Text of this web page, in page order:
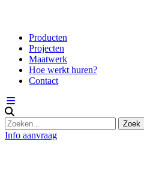
Producten
Projecten
Maatwerk
Hoe werkt huren?
Contact
Info aanvraag